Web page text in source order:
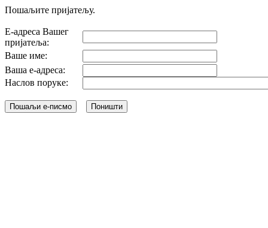
Пошаљите пријатељу.
Е-адреса Вашег
пријатеља:
Ваше име:
Ваша е-адреса:
Наслов поруке: